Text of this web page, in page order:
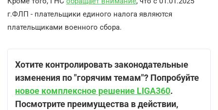
г.ФЛП - плательщики единого налога являются
плательщиками военного сбора.
Хотите контролировать законодательные
изменения по "горячим темам"? Попробуйте
новое комплексное решение LIGA360.
Посмотрите преимущества в действии,